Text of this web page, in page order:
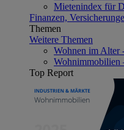
Mietenindex für
Finanzen,
Themen
Weitere Themen
Wohnen im Alter
Wohnimmobilien
Top Report